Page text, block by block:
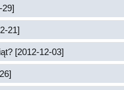
21]
[2012-12-03]